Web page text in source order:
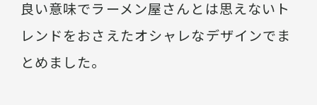
良い意味でラーメン屋さんとは思えないト
レンドをおさえたオシャレなデザインでま
とめました。